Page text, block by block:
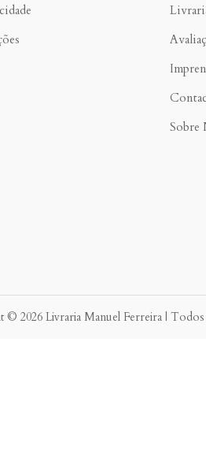
Sobre
© 2026 Livraria Manuel Ferreira |